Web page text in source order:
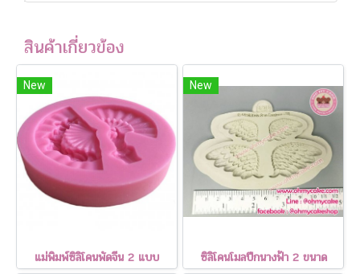
สินค้าเกี่ยวข้อง
New
แม่พิมพ์ซิลิโคนพัดจีน 2 แบบ
New
ซิลิโคนโมลปีกนางฟ้า 2 ขนาด